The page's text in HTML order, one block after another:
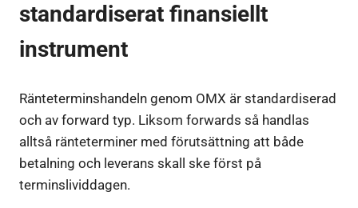
standardiserat finansiellt
instrument
Ränteterminshandeln genom OMX är standardiserad
och av forward typ. Liksom forwards så handlas
alltså ränteterminer med förutsättning att både
betalning och leverans skall ske först på
terminslividdagen.